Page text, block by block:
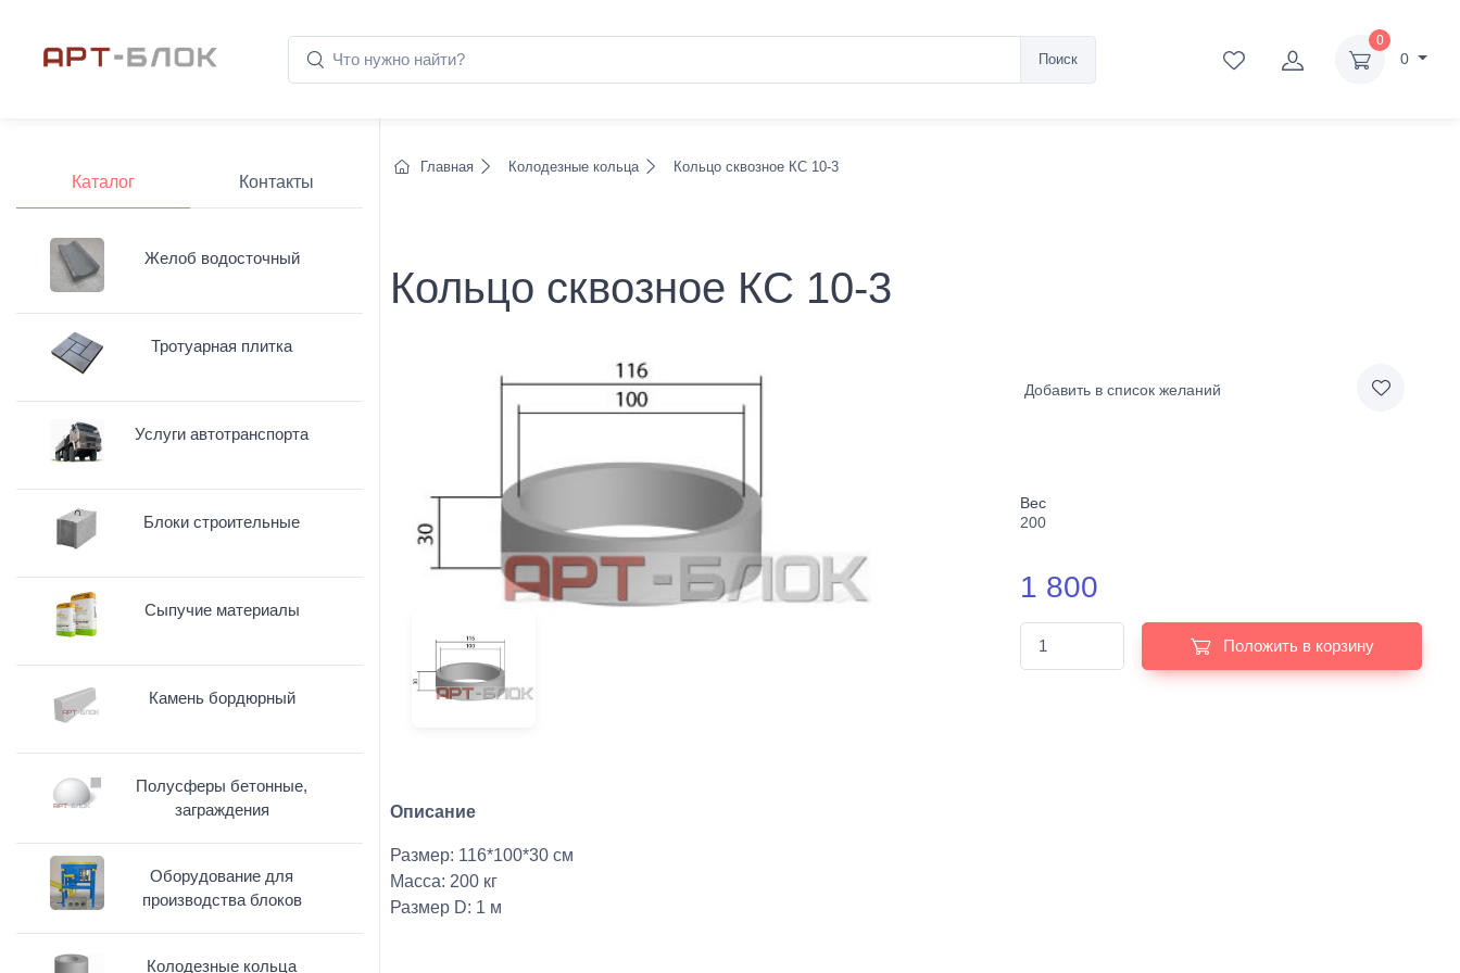
Поиск
0
0
Главная Колодезные кольца Кольцо сквозное КС 10-3
Кольцо сквозное КС 10-3
Добавить в список желаний
Вес
200
1 800
Положить в корзину
Описание
Размер: 116*100*30 см
Масса: 200 кг
Размер D: 1 м
Каталог Контакты
Желоб водосточный
Тротуарная плитка
Услуги автотранспорта
Блоки строительные
Сыпучие материалы
Камень бордюрный
Полусферы бетонные,
заграждения
Оборудование для
производства блоков
Колодезные кольца